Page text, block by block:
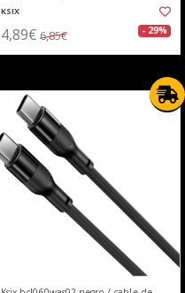
KSIX
4,89€ 6,85€ - 29%